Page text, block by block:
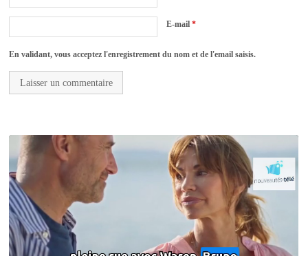
E-mail*
En validant, vous acceptez l'enregistrement du nom et de l'email saisis.